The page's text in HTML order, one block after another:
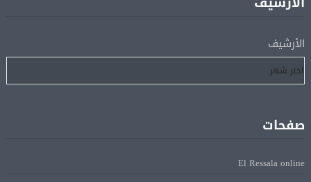
إسبانيا تعيد فرض الرقابة على حدودها مع إيطاليا وسط
خلاف متصاعد بشأن الهجرة
للسفن فى هرمز
الرئيس الإيرانى: الظروف الراهنة فرصة للتوصل إلى اتفاق
الأرشيف
صفحات
El Ressala online